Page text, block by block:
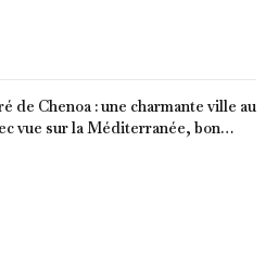
de Chenoa : une charmante ville au
vue sur la Méditerranée, bon